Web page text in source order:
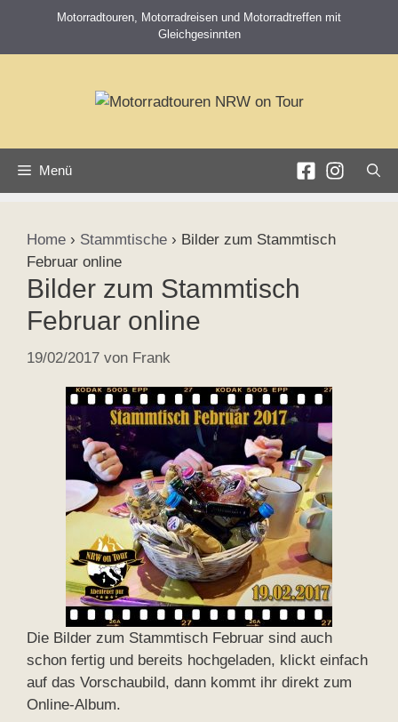
springen
Motorradtouren, Motorradreisen und Motorradtreffen mit
Gleichgesinnten
Menü
Home › Stammtische › Bilder zum Stammtisch
Februar online
Bilder zum Stammtisch
Februar online
19/02/2017 von Frank
Die Bilder zum Stammtisch Februar sind auch
schon fertig und bereits hochgeladen, klickt einfach
auf das Vorschaubild, dann kommt ihr direkt zum
Online-Album.